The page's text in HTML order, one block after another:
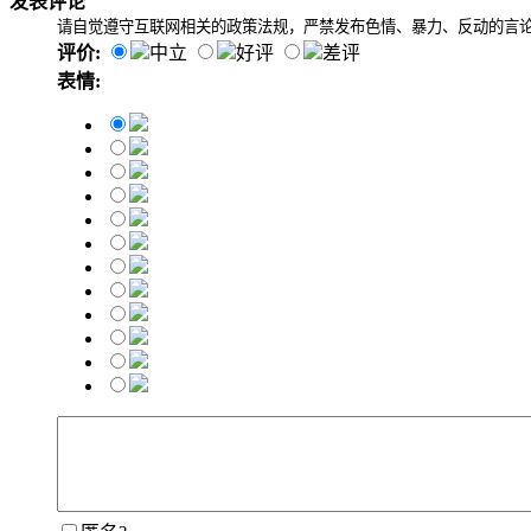
请自觉遵守互联网相关的政策法规，严禁发布色情、暴力、反动的言
评价: 中立 好评
差评
表情: